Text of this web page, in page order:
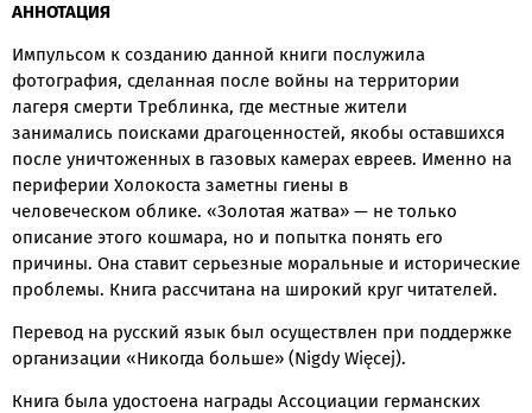
АННОТАЦИЯ
Импульсом к созданию данной книги послужила
фотография, сделанная после войны на территории
лагеря смерти Треблинка, где местные жители
занимались поисками драгоценностей, якобы оставшихся
после уничтоженных в газовых камерах евреев. Именно на
периферии Холокоста заметны гиены в
человеческом облике. «Золотая жатва» — не только
описание этого кошмара, но и попытка понять его
причины. Она ставит серьезные моральные и исторические
проблемы. Книга рассчитана на широкий круг читателей.
Перевод на русский язык был осуществлен при поддержке
организации «Никогда больше» (Nigdy Więcej).
Книга была удостоена награды Ассоциации германских